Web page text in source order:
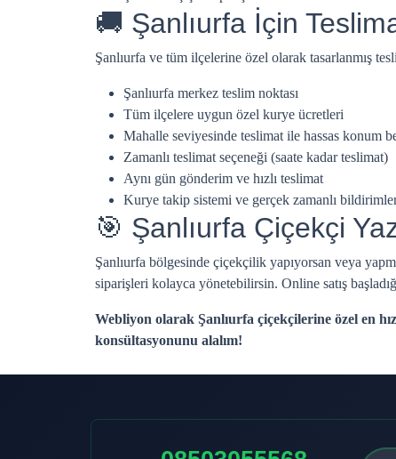
🚚 Şanlıurfa İçin
Şanlıurfa ve tüm ilçelerine özel olarak tasarlanmış
Şanlıurfa merkez teslim noktası
Tüm ilçelere uygun özel kurye ücretleri
Mahalle seviyesinde teslimat ile hassas konum
Zamanlı teslimat seçeneği (saate kadar teslimat)
Aynı gün gönderim ve hızlı teslimat
Kurye takip sistemi ve gerçek zamanlı
🎯 Şanlıurfa Çiçekçi
Şanlıurfa bölgesinde çiçekçilik yapıyorsan veya
siparişleri kolayca yönetebilirsin. Online satış
Webliyon olarak Şanlıurfa çiçekçilerine özel en
konsültasyonunu alalım!